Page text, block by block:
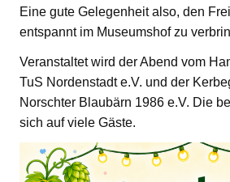
Eine gute Gelegenheit also, den
entspannt im Museumshof zu
Veranstaltet wird der Abend vom
TuS Nordenstadt e.V. und der
Norschter Blaubärn 1986 e.V. Die
sich auf viele Gäste.